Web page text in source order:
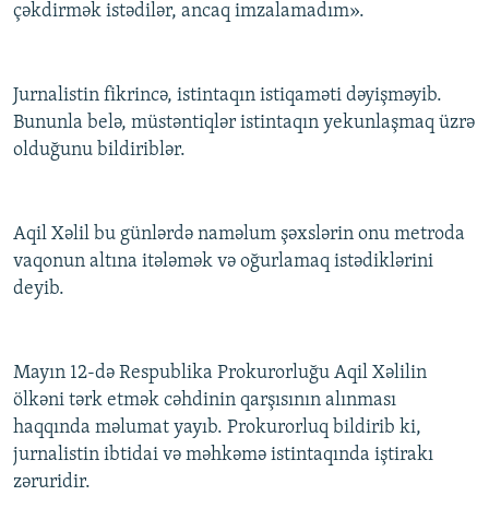
çəkdirmək istədilər, ancaq imzalamadım».
Jurnalistin fikrincə, istintaqın istiqaməti dəyişməyib.
Bununla belə, müstəntiqlər istintaqın yekunlaşmaq üzrə
olduğunu bildiriblər.
Aqil Xəlil bu günlərdə naməlum şəxslərin onu metroda
vaqonun altına itələmək və oğurlamaq istədiklərini
deyib.
Mayın 12-də Respublika Prokurorluğu Aqil Xəlilin
ölkəni tərk etmək cəhdinin qarşısının alınması
haqqında məlumat yayıb. Prokurorluq bildirib ki,
jurnalistin ibtidai və məhkəmə istintaqında iştirakı
zəruridir.